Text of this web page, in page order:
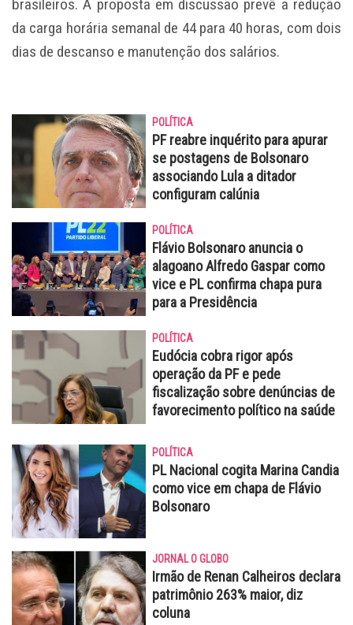
brasileiros. A proposta em discussão prevê a redução
da carga horária semanal de 44 para 40 horas, com dois
dias de descanso e manutenção dos salários.
POLÍTICA
PF reabre inquérito para apurar
se postagens de Bolsonaro
associando Lula a ditador
configuram calúnia
POLÍTICA
Flávio Bolsonaro anuncia o
alagoano Alfredo Gaspar como
vice e PL confirma chapa pura
para a Presidência
POLÍTICA
Eudócia cobra rigor após
operação da PF e pede
fiscalização sobre denúncias de
favorecimento político na saúde
POLÍTICA
PL Nacional cogita Marina Candia
como vice em chapa de Flávio
Bolsonaro
JORNAL O GLOBO
Irmão de Renan Calheiros declara
patrimônio 263% maior, diz
coluna